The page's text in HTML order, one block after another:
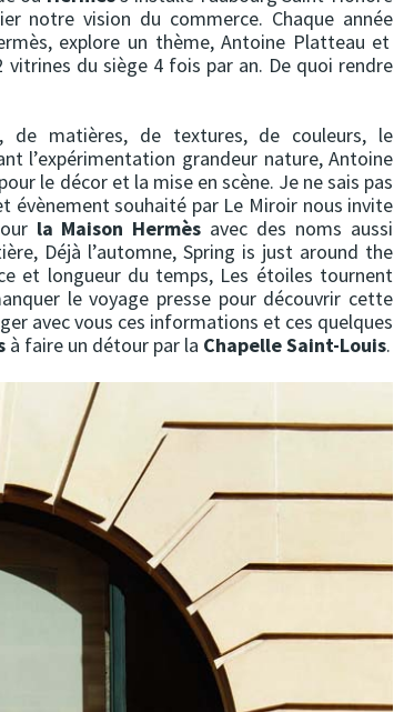
notre vision du commerce. Chaque année
explore un thème, Antoine Platteau et
du siège 4 fois par an. De quoi rendre
de matières, de textures, de couleurs, le
l’expérimentation grandeur nature, Antoine
le décor et la mise en scène. Je ne sais pas
évènement souhaité par Le Miroir nous invite
la Maison Hermès avec des noms aussi
Déjà l’automne, Spring is just around the
et longueur du temps, Les étoiles tournent
le voyage presse pour découvrir cette
avec vous ces informations et ces quelques
à faire un détour par la Chapelle Saint-Louis.